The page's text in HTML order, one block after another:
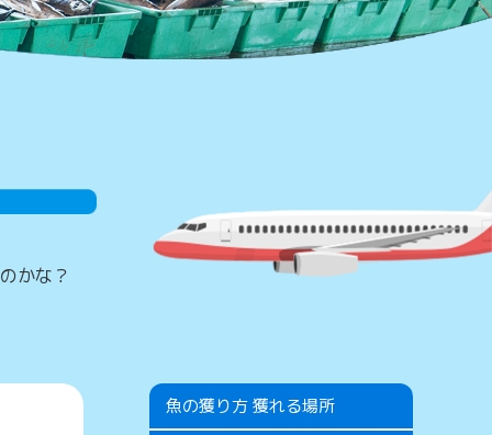
かな？
魚の獲り方 獲れる場所